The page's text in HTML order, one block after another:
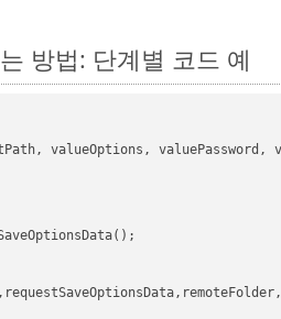
방법: 단계별 코드 예
valueOptions,
,requestSaveOptionsData,remoteFolder,